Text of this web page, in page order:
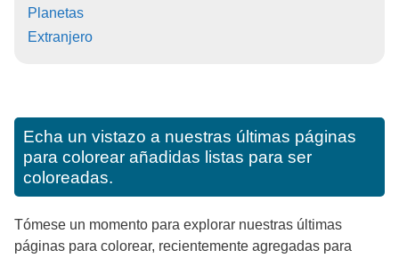
Planetas
Extranjero
Echa un vistazo a nuestras últimas páginas
para colorear añadidas listas para ser
coloreadas.
Tómese un momento para explorar nuestras últimas
páginas para colorear, recientemente agregadas para